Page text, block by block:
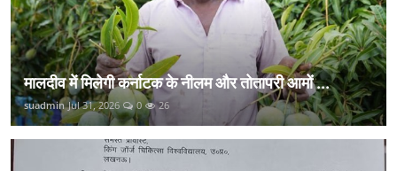
मालदीव में मिलेगी कर्नाटक के नीलम और तोतापरी आमों ...
suadmin Jul 31, 2026 0 26